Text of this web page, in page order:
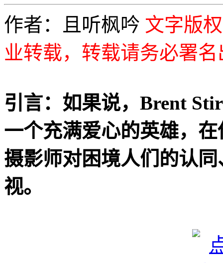
作者：且听枫吟 文字版
业转载，转载请务必署名
引言：如果说，Brent
一个充满爱心的英雄，
摄影师对困境人们的认
视。